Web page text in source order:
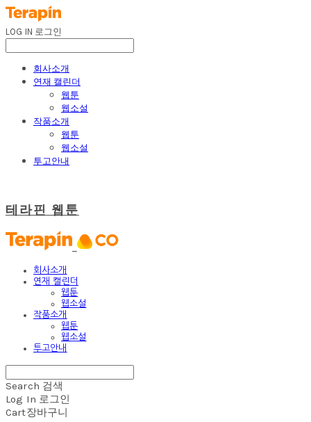
LOG IN 로그인
회사소개
연재 캘린더
웹툰
웹소설
작품소개
웹툰
웹소설
투고안내
테라핀 웹툰
회사소개
연재 캘린더
웹툰
웹소설
작품소개
웹툰
웹소설
투고안내
Search 검색
Log In 로그인
Cart장바구니